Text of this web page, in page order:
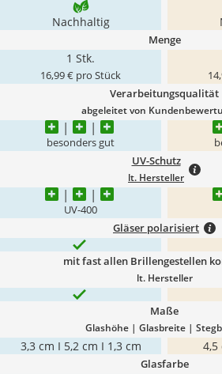
Nachhaltig
Menge
1 Stk.
16,99 € pro Stück
Verarbeitungsqualität
abgeleitet von
besonders gut
UV-Schutz
lt. Hersteller
UV-400
Gläser polarisiert
mit fast allen Brillengestellen
lt. Hersteller
Maße
Glashöhe | Glasbreite |
3,3 cm I 5,2 cm I 1,3 cm
Glasfarbe